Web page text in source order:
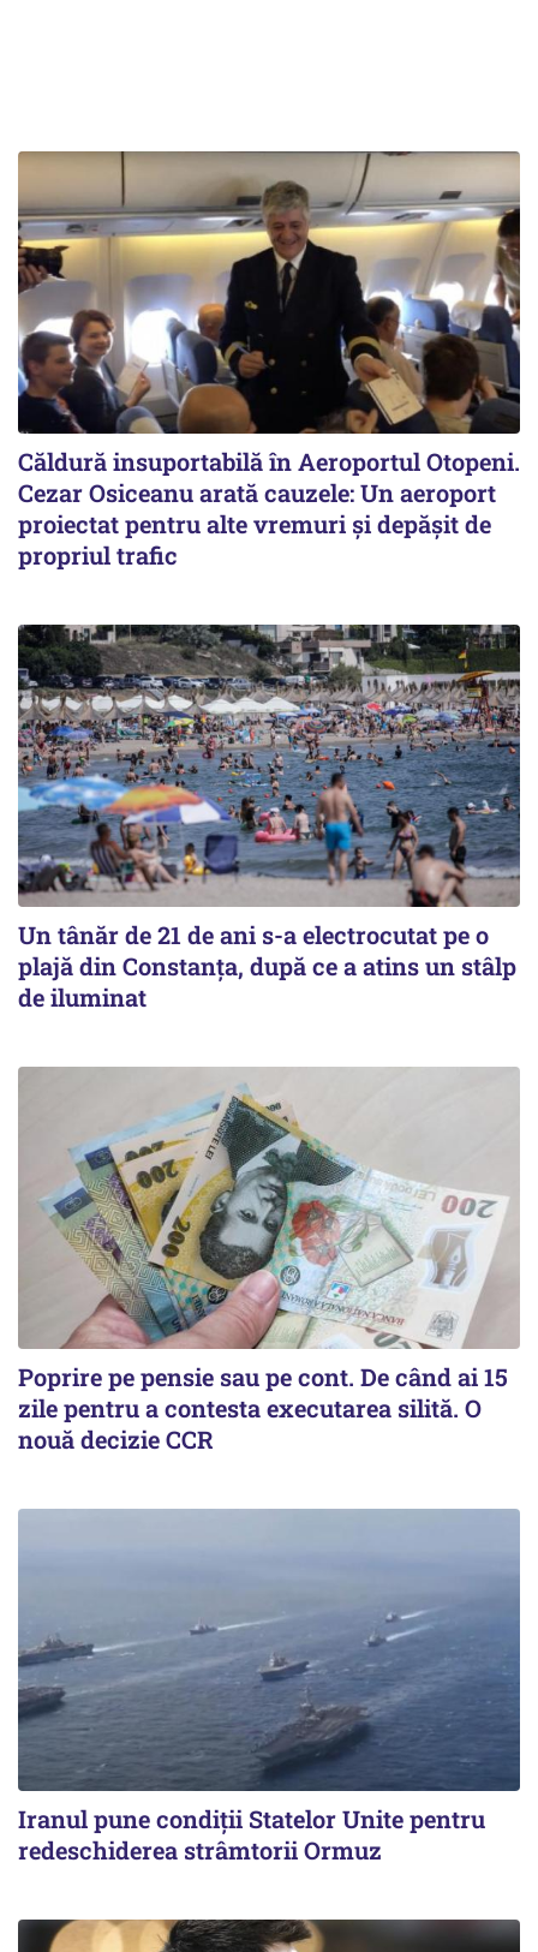
Căldură insuportabilă în Aeroportul Otopeni.
Cezar Osiceanu arată cauzele: Un aeroport
proiectat pentru alte vremuri și depășit de
propriul trafic
Un tânăr de 21 de ani s-a electrocutat pe o
plajă din Constanța, după ce a atins un stâlp
de iluminat
Poprire pe pensie sau pe cont. De când ai 15
zile pentru a contesta executarea silită. O
nouă decizie CCR
Iranul pune condiții Statelor Unite pentru
redeschiderea strâmtorii Ormuz